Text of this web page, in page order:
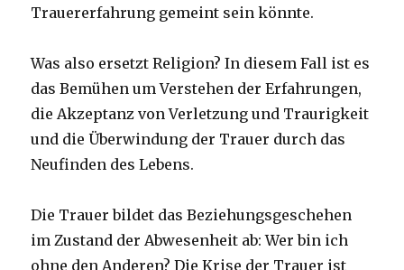
Trauererfahrung gemeint sein könnte.
Was also ersetzt Religion? In diesem Fall ist es
das Bemühen um Verstehen der Erfahrungen,
die Akzeptanz von Verletzung und Traurigkeit
und die Überwindung der Trauer durch das
Neufinden des Lebens.
Die Trauer bildet das Beziehungsgeschehen
im Zustand der Abwesenheit ab: Wer bin ich
ohne den Anderen? Die Krise der Trauer ist